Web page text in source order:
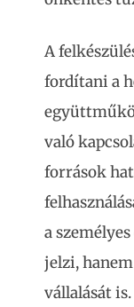
A
fordítani a
való
források
a
jelzi,
vállalását is.